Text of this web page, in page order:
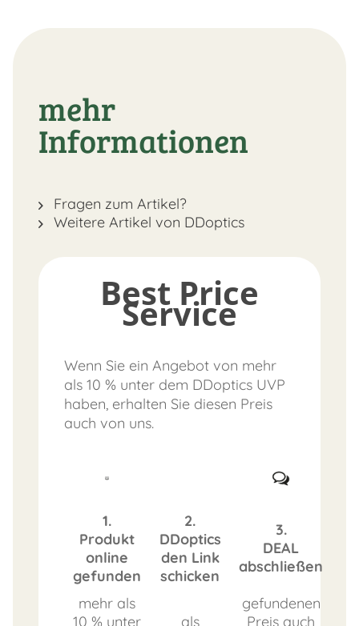
mehr
Informationen
Fragen zum Artikel?
Weitere Artikel von DDoptics
Best Price
Service
Wenn Sie ein Angebot von mehr
als 10 % unter dem DDoptics UVP
haben, erhalten Sie diesen Preis
auch von uns.
1.
Produkt
online
gefunden
2.
DDoptics
den Link
schicken
3.
DEAL
abschließen
mehr als
10 % unter
als
gefundenen
Preis auch